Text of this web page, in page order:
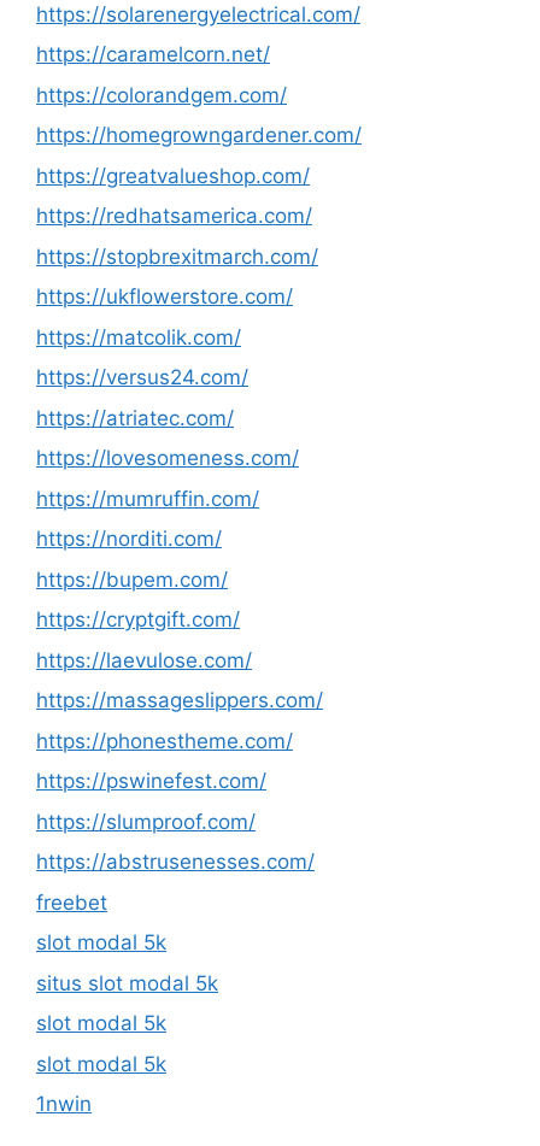
https://solarenergyelectrical.com/
https://caramelcorn.net/
https://colorandgem.com/
https://homegrowngardener.com/
https://greatvalueshop.com/
https://redhatsamerica.com/
https://stopbrexitmarch.com/
https://ukflowerstore.com/
https://matcolik.com/
https://versus24.com/
https://atriatec.com/
https://lovesomeness.com/
https://mumruffin.com/
https://norditi.com/
https://bupem.com/
https://cryptgift.com/
https://laevulose.com/
https://massageslippers.com/
https://phonestheme.com/
https://pswinefest.com/
https://slumproof.com/
https://abstrusenesses.com/
freebet
slot modal 5k
situs slot modal 5k
slot modal 5k
slot modal 5k
1nwin